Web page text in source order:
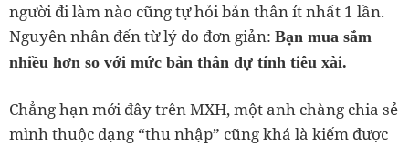
người đi làm nào cũng tự hỏi bản thân ít nhất 1 lần.
Nguyên nhân đến từ lý do đơn giản: Bạn mua sắm
nhiều hơn so với mức bản thân dự tính tiêu xài.
Chẳng hạn mới đây trên MXH, một anh chàng chia sẻ
mình thuộc dạng “thu nhập” cũng khá là kiếm được